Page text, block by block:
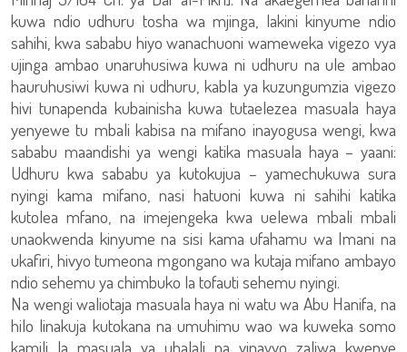
kuwa ndio udhuru tosha wa mjinga, lakini kinyume ndio
sahihi, kwa sababu hiyo wanachuoni wameweka vigezo vya
ujinga ambao unaruhusiwa kuwa ni udhuru na ule ambao
hauruhusiwi kuwa ni udhuru, kabla ya kuzungumzia vigezo
hivi tunapenda kubainisha kuwa tutaelezea masuala haya
yenyewe tu mbali kabisa na mifano inayogusa wengi, kwa
sababu maandishi ya wengi katika masuala haya – yaani:
Udhuru kwa sababu ya kutokujua – yamechukuwa sura
nyingi kama mifano, nasi hatuoni kuwa ni sahihi katika
kutolea mfano, na imejengeka kwa uelewa mbali mbali
unaokwenda kinyume na sisi kama ufahamu wa Imani na
ukafiri, hivyo tumeona mgongano wa kutaja mifano ambayo
ndio sehemu ya chimbuko la tofauti sehemu nyingi.
Na wengi waliotaja masuala haya ni watu wa Abu Hanifa, na
hilo linakuja kutokana na umuhimu wao wa kuweka somo
kamili la masuala ya uhalali na vinavyo zaliwa kwenye